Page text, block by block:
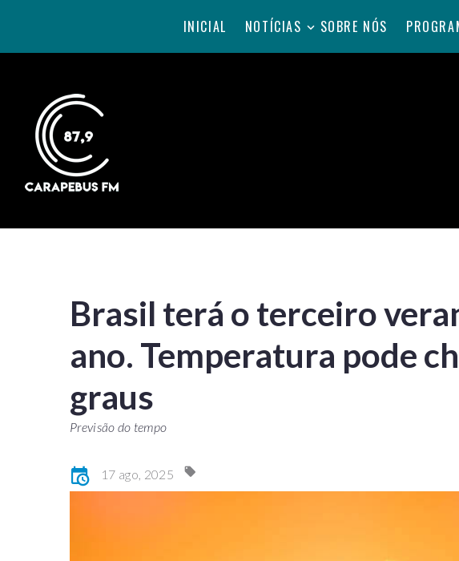
INICIAL NOTÍCIAS SOBRE NÓS
Brasil terá o terceiro
ano. Temperatura pode
graus
Previsão do tempo
17 ago, 2025